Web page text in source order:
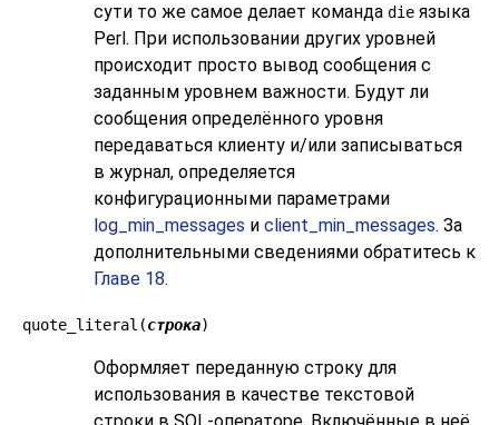
сути то же самое делает команда die языка
Perl. При использовании других уровней
происходит просто вывод сообщения с
заданным уровнем важности. Будут ли
сообщения определённого уровня
передаваться клиенту и/или записываться
в журнал, определяется
конфигурационными параметрами
log_min_messages и client_min_messages. За
дополнительными сведениями обратитесь к
Главе 18.
quote_literal(строка)
Оформляет переданную строку для
использования в качестве текстовой